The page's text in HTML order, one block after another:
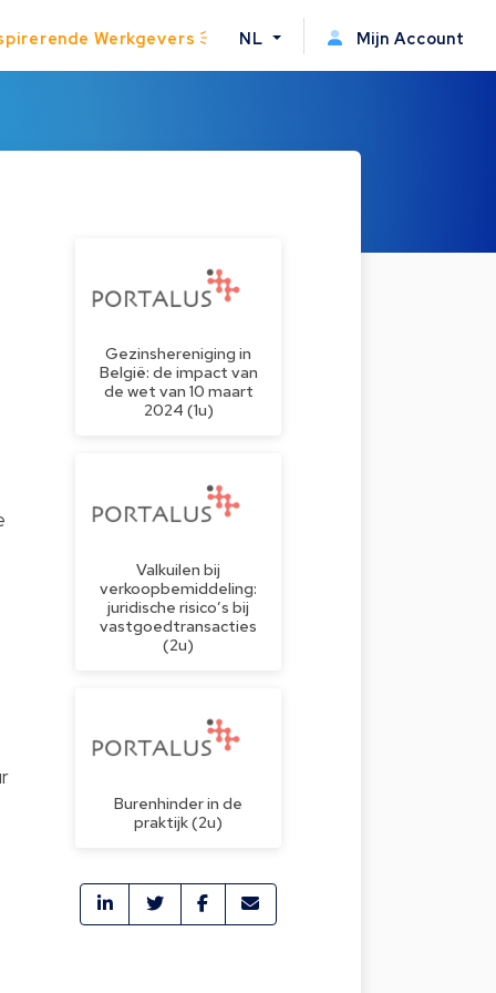
Werkgevers NL Mijn Account
Gezinshereniging in
België: de impact van
de wet van 10 maart
2024 (1u)
Valkuilen bij
verkoopbemiddeling:
juridische risico’s bij
vastgoedtransacties
(2u)
Burenhinder in de
praktijk (2u)